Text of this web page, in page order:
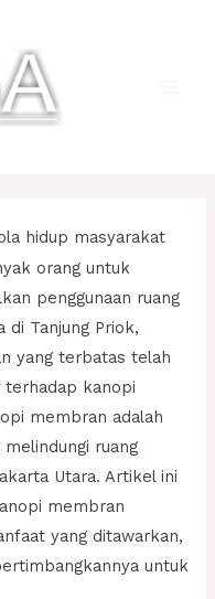
hidup masyarakat
orang untuk
penggunaan ruang
Tanjung Priok,
yang terbatas telah
terhadap kanopi
membran adalah
ruang
Utara. Artikel ini
membran
yang ditawarkan,
untuk